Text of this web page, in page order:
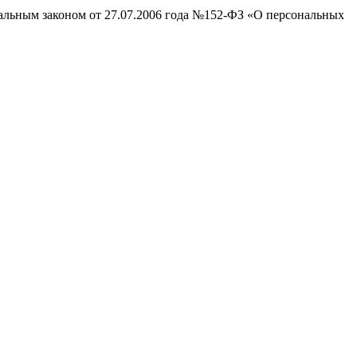
законом от 27.07.2006 года №152-ФЗ «О персональных